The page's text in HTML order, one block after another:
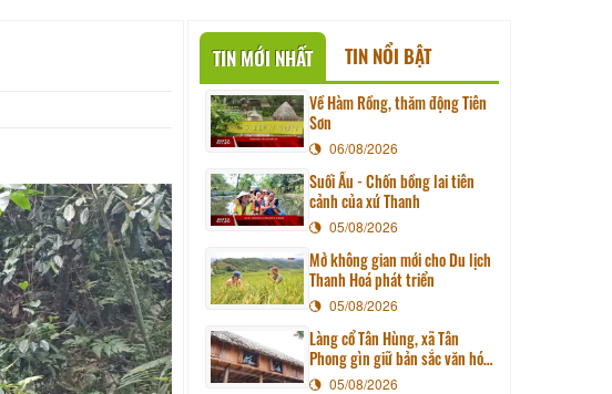
TIN MỚI NHẤT TIN NỔI BẬT
Về Hàm Rồng, thăm động Tiên
Sơn
06/08/2026
Suối Ấu - Chốn bồng lai tiên
cảnh của xứ Thanh
05/08/2026
Mở không gian mới cho Du lịch
Thanh Hoá phát triển
05/08/2026
Làng cổ Tân Hùng, xã Tân
Phong gìn giữ bản sắc văn hóa
quê hương
05/08/2026